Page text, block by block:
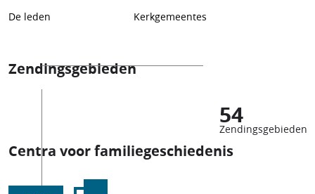
De leden Kerkgemeentes
Zendingsgebieden
54
Zendingsgebieden
Centra voor familiegeschiedenis